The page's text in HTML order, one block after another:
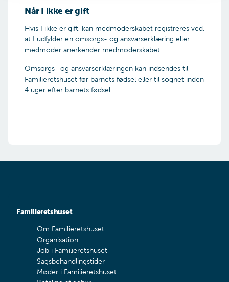
Når I ikke er gift
Hvis I ikke er gift, kan medmoderskabet registreres ved,
at I udfylder en omsorgs- og ansvarserklæring eller
medmoder anerkender medmoderskabet.
Omsorgs- og ansvarserklæringen kan indsendes til
Familieretshuset før barnets fødsel eller til sognet inden
4 uger efter barnets fødsel.
Familieretshuset
Om Familieretshuset
Organisation
Job i Familieretshuset
Sagsbehandlingstider
Møder i Familieretshuset